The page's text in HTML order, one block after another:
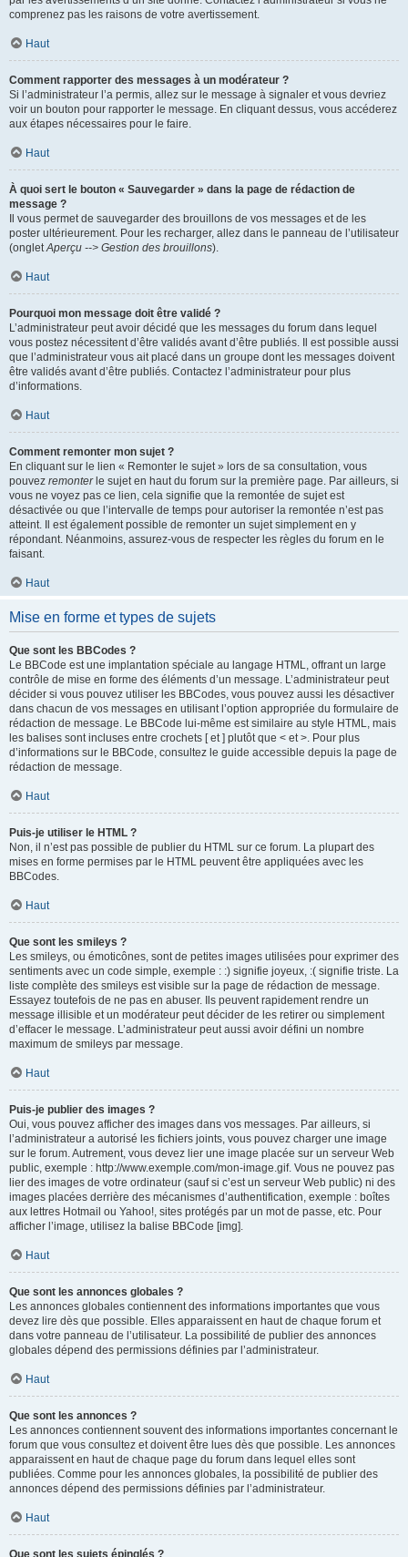
comprenez pas les raisons de votre avertissement.
Haut
Comment rapporter des messages à un modérateur ?
Si l’administrateur l’a permis, allez sur le message à signaler et vous devriez
voir un bouton pour rapporter le message. En cliquant dessus, vous accéderez
aux étapes nécessaires pour le faire.
Haut
À quoi sert le bouton « Sauvegarder » dans la page de rédaction de
message ?
Il vous permet de sauvegarder des brouillons de vos messages et de les
poster ultérieurement. Pour les recharger, allez dans le panneau de l’utilisateur
(ongletAperçu --> Gestion des brouillons).
Haut
Pourquoi mon message doit être validé ?
L’administrateur peut avoir décidé que les messages du forum dans lequel
vous postez nécessitent d’être validés avant d’être publiés. Il est possible aussi
que l’administrateur vous ait placé dans un groupe dont les messages doivent
être validés avant d’être publiés. Contactez l’administrateur pour plus
d’informations.
Haut
Comment remonter mon sujet ?
En cliquant sur le lien « Remonter le sujet » lors de sa consultation, vous
pouvez remonterle sujet en haut du forum sur la première page. Par ailleurs, si
vous ne voyez pas ce lien, cela signifie que la remontée de sujet est
désactivée ou que l’intervalle de temps pour autoriser la remontée n’est pas
atteint. Il est également possible de remonter un sujet simplement en y
répondant. Néanmoins, assurez-vous de respecter les règles du forum en le
faisant.
Haut
Mise en forme et types de sujets
Que sont les BBCodes ?
Le BBCode est une implantation spéciale au langage HTML, offrant un large
contrôle de mise en forme des éléments d’un message. L’administrateur peut
décider si vous pouvez utiliser les BBCodes, vous pouvez aussi les désactiver
dans chacun de vos messages en utilisant l’option appropriée du formulaire de
rédaction de message. Le BBCode lui-même est similaire au style HTML, mais
les balises sont incluses entre crochets [ et ] plutôt que < et >. Pour plus
d’informations sur le BBCode, consultez le guide accessible depuis la page de
rédaction de message.
Haut
Puis-je utiliser le HTML ?
Non, il n’est pas possible de publier du HTML sur ce forum. La plupart des
mises en forme permises par le HTML peuvent être appliquées avec les
BBCodes.
Haut
Que sont les smileys ?
Les smileys, ou émoticônes, sont de petites images utilisées pour exprimer des
sentiments avec un code simple, exemple : :) signifie joyeux, :( signifie triste. La
liste complète des smileys est visible sur la page de rédaction de message.
Essayez toutefois de ne pas en abuser. Ils peuvent rapidement rendre un
message illisible et un modérateur peut décider de les retirer ou simplement
d’effacer le message. L’administrateur peut aussi avoir défini un nombre
maximum de smileys par message.
Haut
Puis-je publier des images ?
Oui, vous pouvez afficher des images dans vos messages. Par ailleurs, si
l’administrateur a autorisé les fichiers joints, vous pouvez charger une image
sur le forum. Autrement, vous devez lier une image placée sur un serveur Web
public, exemple : http://www.exemple.com/mon-image.gif. Vous ne pouvez pas
lier des images de votre ordinateur (sauf si c’est un serveur Web public) ni des
images placées derrière des mécanismes d’authentification, exemple : boîtes
aux lettres Hotmail ou Yahoo!, sites protégés par un mot de passe, etc. Pour
afficher l’image, utilisez la balise BBCode [img].
Haut
Que sont les annonces globales ?
Les annonces globales contiennent des informations importantes que vous
devez lire dès que possible. Elles apparaissent en haut de chaque forum et
dans votre panneau de l’utilisateur. La possibilité de publier des annonces
globales dépend des permissions définies par l’administrateur.
Haut
Que sont les annonces ?
Les annonces contiennent souvent des informations importantes concernant le
forum que vous consultez et doivent être lues dès que possible. Les annonces
apparaissent en haut de chaque page du forum dans lequel elles sont
publiées. Comme pour les annonces globales, la possibilité de publier des
annonces dépend des permissions définies par l’administrateur.
Haut
Que sont les sujets épinglés ?